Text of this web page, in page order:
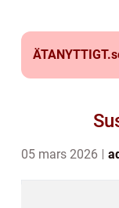
ÄTANYTTIGT.
05 mars 2026